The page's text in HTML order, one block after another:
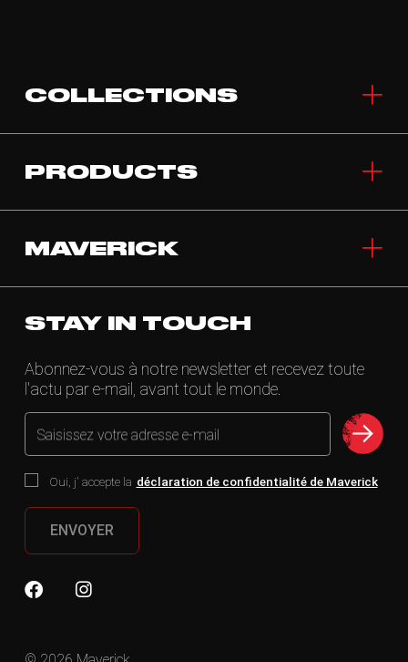
COLLECTIONS
PRODUCTS
MAVERICK
STAY IN TOUCH
Abonnez-vous à notre newsletter et recevez toute
l'actu par e-mail, avant tout le monde.
Saisissez votre adresse e-mail
Oui, j' accepte la déclaration de confidentialité de Maverick
ENVOYER